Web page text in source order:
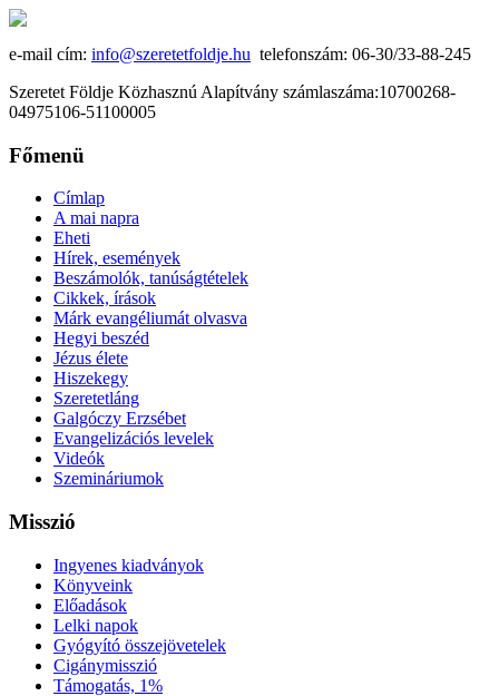
e-mail cím: info@szeretetfoldje.hu telefonszám: 06-30/33-88-245
Szeretet Földje Közhasznú Alapítvány számlaszáma:10700268-
04975106-51100005
Főmenü
Címlap
A mai napra
Eheti
Hírek, események
Beszámolók, tanúságtételek
Cikkek, írások
Márk evangéliumát olvasva
Hegyi beszéd
Jézus élete
Hiszekegy
Szeretetláng
Galgóczy Erzsébet
Evangelizációs levelek
Videók
Szemináriumok
Misszió
Ingyenes kiadványok
Könyveink
Előadások
Lelki napok
Gyógyító összejövetelek
Cigánymisszió
Támogatás, 1%